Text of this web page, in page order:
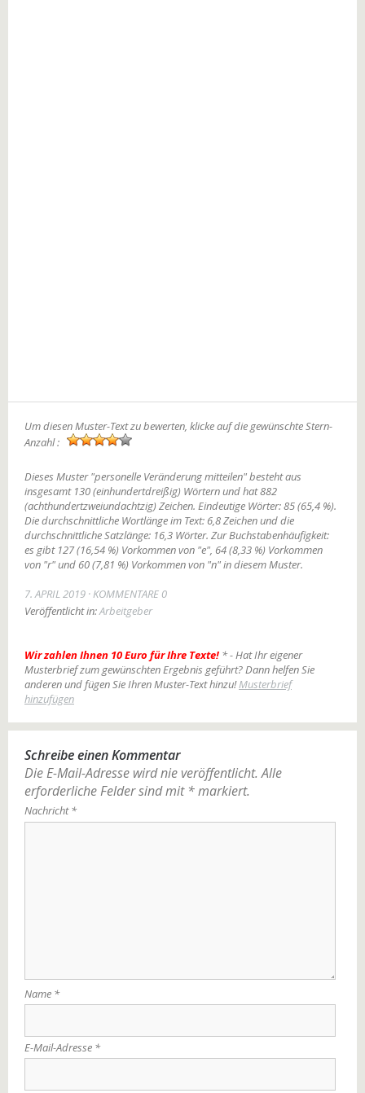
Um diesen Muster-Text zu bewerten, klicke auf die gewünschte Stern-
Anzahl :
Dieses Muster "personelle Veränderung mitteilen" besteht aus
insgesamt 130 (einhundertdreißig) Wörtern und hat 882
(achthundertzweiundachtzig) Zeichen. Eindeutige Wörter: 85 (65,4 %).
Die durchschnittliche Wortlänge im Text: 6,8 Zeichen und die
durchschnittliche Satzlänge: 16,3 Wörter. Zur Buchstabenhäufigkeit:
es gibt 127 (16,54 %) Vorkommen von "e", 64 (8,33 %) Vorkommen
von "r" und 60 (7,81 %) Vorkommen von "n" in diesem Muster.
7. APRIL 2019 KOMMENTARE 0
Veröffentlicht in:Arbeitgeber
Wir zahlen Ihnen 10 Euro für Ihre Texte! * - Hat Ihr eigener
Musterbrief zum gewünschten Ergebnis geführt? Dann helfen Sie
anderen und fügen Sie Ihren Muster-Text hinzu!Musterbrief
hinzufügen
Schreibe einen Kommentar
Die E-Mail-Adresse wird nie veröffentlicht. Alle
erforderliche Felder sind mit *markiert.
Nachricht*
Name *
E-Mail-Adresse *